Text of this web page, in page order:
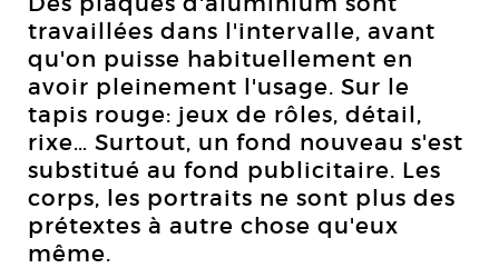
travaillées dans l'intervalle, avant
qu'on puisse habituellement en
avoir pleinement l'usage. Sur le
tapis rouge: jeux de rôles, détail,
rixe… Surtout, un fond nouveau s'est
substitué au fond publicitaire. Les
corps, les portraits ne sont plus des
prétextes à autre chose qu'eux
même.